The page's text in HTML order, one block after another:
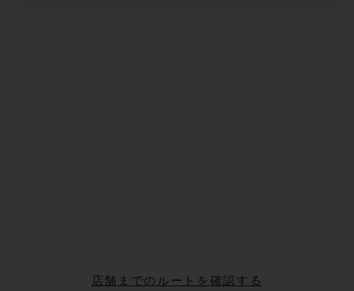
店舗までのルートを確認する